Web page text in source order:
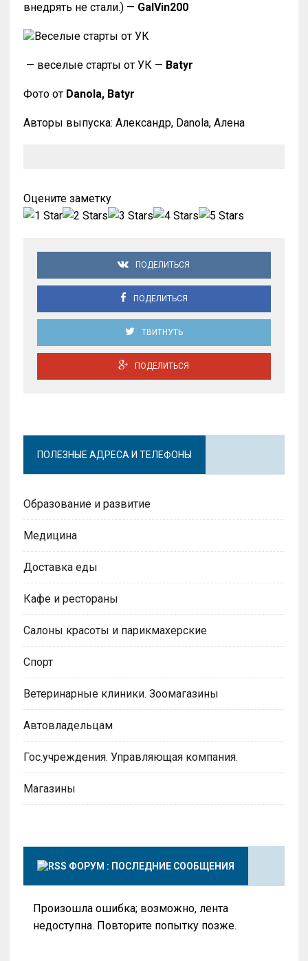
внедрять не стали.) — GalVin200
— веселые старты от УК — Batyr
Фото от Danola, Batyr
Авторы выпуска: Александр, Danola, Алена
Оцените заметку
ПОДЕЛИТЬСЯ
ПОДЕЛИТЬСЯ
ТВИТНУТЬ
ПОДЕЛИТЬСЯ
ПОЛЕЗНЫЕ АДРЕСА И ТЕЛЕФОНЫ
Образование и развитие
Медицина
Доставка еды
Кафе и рестораны
Салоны красоты и парикмахерские
Спорт
Ветеринарные клиники. Зоомагазины
Автовладельцам
Гос.учреждения. Управляющая компания.
Магазины
ФОРУМ : ПОСЛЕДНИЕ СООБЩЕНИЯ
Произошла ошибка; возможно, лента
недоступна. Повторите попытку позже.